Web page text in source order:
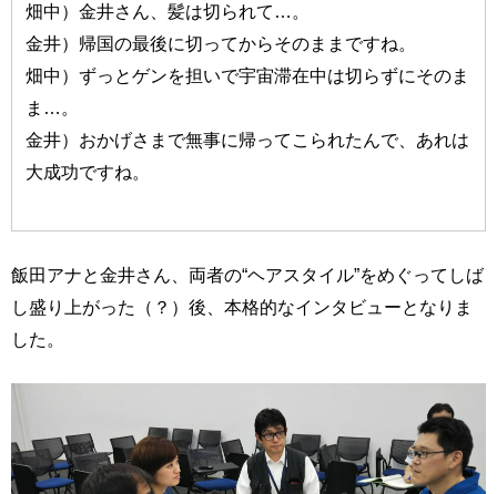
畑中）金井さん、髪は切られて…。
金井）帰国の最後に切ってからそのままですね。
畑中）ずっとゲンを担いで宇宙滞在中は切らずにそのま
ま…。
金井）おかげさまで無事に帰ってこられたんで、あれは
大成功ですね。
飯田アナと金井さん、両者の“ヘアスタイル”をめぐってしば
し盛り上がった（？）後、本格的なインタビューとなりま
した。